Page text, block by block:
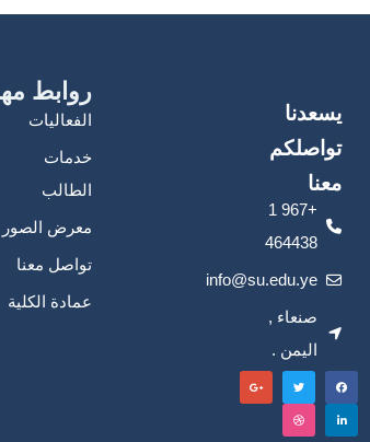
يسعدنا
تواصلكم
معنا
+967 1
464438
info@su.edu.ye
صنعاء ,
اليمن .
روابط
الفعاليات
خدمات
الطالب
معرض الصور
تواصل معنا
عمادة الكلية